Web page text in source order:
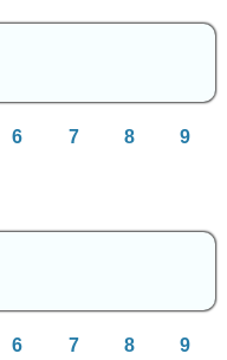
6 7 8 9
6 7 8 9